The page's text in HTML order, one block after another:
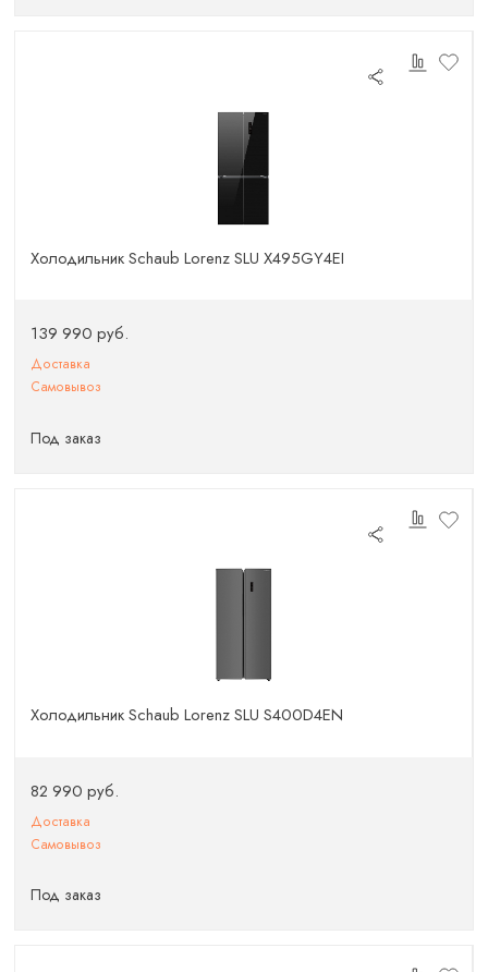
Холодильник Schaub Lorenz SLU X495GY4EI
139 990 руб.
Доставка
Самовывоз
Под заказ
Холодильник Schaub Lorenz SLU S400D4EN
82 990 руб.
Доставка
Самовывоз
Под заказ